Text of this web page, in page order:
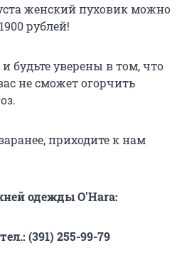
женский пуховик можно
рублей!
будьте уверены в том, что
не сможет огорчить
приходите к нам
одежды O'Hara:
(391) 255-99-79